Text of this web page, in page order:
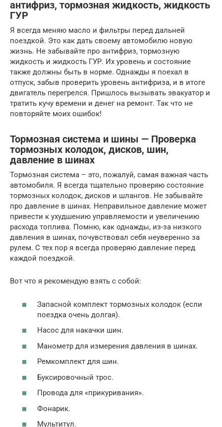
антифриз, тормозная жидкость, жидкость
ГУР
Я всегда меняю масло и фильтры перед дальней
поездкой. Это как дать своему автомобилю новую
жизнь. Не забывайте про антифриз, тормозную
жидкость и жидкость ГУР. Их уровень и состояние
также должны быть в норме. Однажды я поехал в
отпуск, забыв проверить уровень антифриза, и в итоге
двигатель перегрелся. Пришлось вызывать эвакуатор и
тратить кучу времени и денег на ремонт. Так что не
повторяйте моих ошибок!
Тормозная система и шины — Проверка
тормозных колодок, дисков, шин,
давление в шинах
Тормозная система – это, пожалуй, самая важная часть
автомобиля. Я всегда тщательно проверяю состояние
тормозных колодок, дисков и шлангов. Не забывайте
про давление в шинах. Неправильное давление может
привести к ухудшению управляемости и увеличению
расхода топлива. Помню, как однажды, из-за низкого
давления в шинах, почувствовал себя неуверенно за
рулем. С тех пор я всегда проверяю давление перед
каждой поездкой.
Вот что я рекомендую взять с собой:
Запасной комплект тормозных колодок (если
поездка очень долгая).
Насос для накачки шин.
Манометр для измерения давления в шинах.
Ремкомплект для шин.
Буксировочный трос.
Провода для «прикуривания».
Фонарик.
Мультитул.